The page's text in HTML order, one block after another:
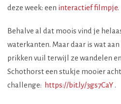
deze week: een interactief filmpje.
Behalve al dat moois vind je
waterkanten. Maar daar is wat
prikken vuil terwijl ze wandelen
Schothorst een stukje mooier
challenge: https://bit.ly/3gs7CaY .